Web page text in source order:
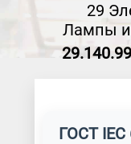
29
Лампы и
ГОСТ